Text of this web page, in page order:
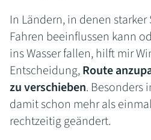
In Ländern, in denen
Fahren beeinflussen kann
ins Wasser fallen, hilft mir
Entscheidung,Route
zu verschieben. Besonders
damit schon mehr als
rechtzeitig geändert.